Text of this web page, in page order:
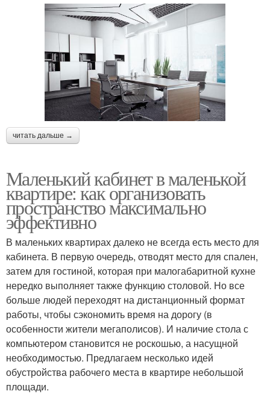
читать дальше →
Маленький кабинет в маленькой
квартире: как организовать
пространство максимально
эффективно
В маленьких квартирах далеко не всегда есть место для
кабинета. В первую очередь, отводят место для спален,
затем для гостиной, которая при малогабаритной кухне
нередко выполняет также функцию столовой. Но все
больше людей переходят на дистанционный формат
работы, чтобы сэкономить время на дорогу (в
особенности жители мегаполисов). И наличие стола с
компьютером становится не роскошью, а насущной
необходимостью. Предлагаем несколько идей
обустройства рабочего места в квартире небольшой
площади.